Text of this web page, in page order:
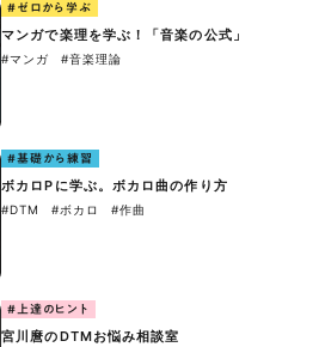
#ゼロから学ぶ
マンガで楽理を学ぶ！「音楽の公式」
#マンガ #音楽理論
#基礎から練習
ボカロPに学ぶ。ボカロ曲の作り方
#DTM #ボカロ #作曲
#上達のヒント
宮川麿のDTMお悩み相談室